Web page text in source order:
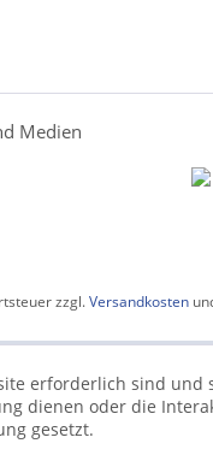
Medien
zzgl.Versandkosten
erforderlich sind und
dienen oder die
gesetzt.